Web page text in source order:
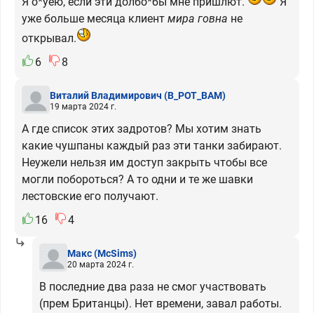
уже больше месяца клиент мира говна не
открывал.
6
8
Виталий Владимирович (B_POT_BAM)
19 марта 2024 г.
А где список этих задротов? Мы хотим знать
какие чушпаны каждый раз эти танки забирают.
Неужели нельзя им доступ закрыть чтобы все
могли побороться? А то одни и те же шавки
лестовские его получают.
16
4
Макс(McSims)
20 марта 2024 г.
В последние два раза не смог участвовать
(прем Британцы). Нет времени, завал работы.